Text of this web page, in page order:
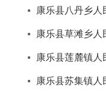
康乐县八丹乡人
康乐县草滩乡人
康乐县莲麓镇人
康乐县苏集镇人